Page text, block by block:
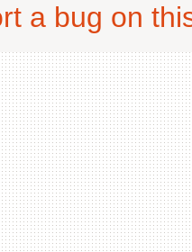
a bug on